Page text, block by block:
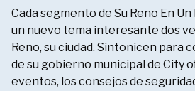
Cada segmento de Su Reno En
un nuevo tema interesante dos
Reno, su ciudad. Sintonicen para
de su gobierno municipal de City
eventos, los consejos de